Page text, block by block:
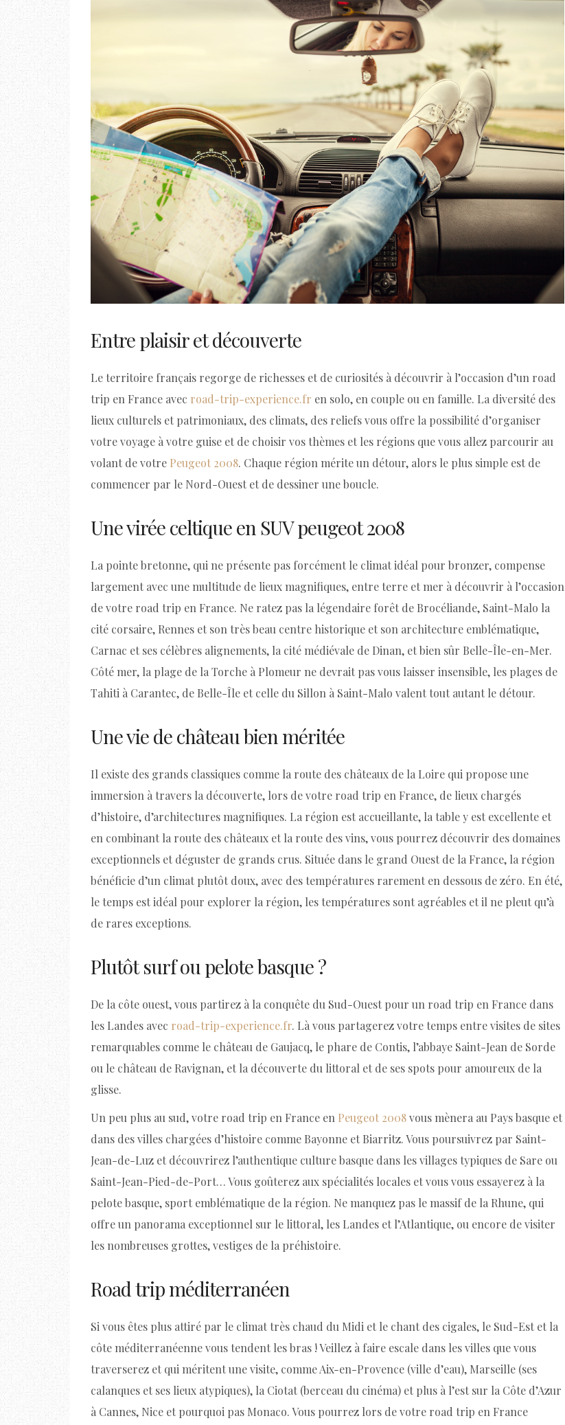
Entre plaisir et découverte
Le territoire français regorge de richesses et de curiosités à découvrir à l’occasion d’un road
trip en France avec road-trip-experience.fr en solo, en couple ou en famille. La diversité des
lieux culturels et patrimoniaux, des climats, des reliefs vous offre la possibilité d’organiser
votre voyage à votre guise et de choisir vos thèmes et les régions que vous allez parcourir au
volant de votre Peugeot 2008. Chaque région mérite un détour, alors le plus simple est de
commencer par le Nord-Ouest et de dessiner une boucle.
Une virée celtique en SUV peugeot 2008
La pointe bretonne, qui ne présente pas forcément le climat idéal pour bronzer, compense
largement avec une multitude de lieux magnifiques, entre terre et mer à découvrir à l’occasion
de votre road trip en France. Ne ratez pas la légendaire forêt de Brocéliande, Saint-Malo la
cité corsaire, Rennes et son très beau centre historique et son architecture emblématique,
Carnac et ses célèbres alignements, la cité médiévale de Dinan, et bien sûr Belle-Île-en-Mer.
Côté mer, la plage de la Torche à Plomeur ne devrait pas vous laisser insensible, les plages de
Tahiti à Carantec, de Belle-Île et celle du Sillon à Saint-Malo valent tout autant le détour.
Une vie de château bien méritée
Il existe des grands classiques comme la route des châteaux de la Loire qui propose une
immersion à travers la découverte, lors de votre road trip en France, de lieux chargés
d’histoire, d’architectures magnifiques. La région est accueillante, la table y est excellente et
en combinant la route des châteaux et la route des vins, vous pourrez découvrir des domaines
exceptionnels et déguster de grands crus. Située dans le grand Ouest de la France, la région
bénéficie d’un climat plutôt doux, avec des températures rarement en dessous de zéro. En été,
le temps est idéal pour explorer la région, les températures sont agréables et il ne pleut qu’à
de rares exceptions.
Plutôt surf ou pelote basque ?
De la côte ouest, vous partirez à la conquête du Sud-Ouest pour un road trip en France dans
les Landes avec road-trip-experience.fr. Là vous partagerez votre temps entre visites de sites
remarquables comme le château de Gaujacq, le phare de Contis, l’abbaye Saint-Jean de Sorde
ou le château de Ravignan, et la découverte du littoral et de ses spots pour amoureux de la
glisse.
Un peu plus au sud, votre road trip en France en Peugeot 2008vous mènera au Pays basque et
dans des villes chargées d’histoire comme Bayonne et Biarritz. Vous poursuivrez par Saint-
Jean-de-Luz et découvrirez l’authentique culture basque dans les villages typiques de Sare ou
Saint-Jean-Pied-de-Port… Vous goûterez aux spécialités locales et vous vous essayerez à la
pelote basque, sport emblématique de la région. Ne manquez pas le massif de la Rhune, qui
offre un panorama exceptionnel sur le littoral, les Landes et l’Atlantique, ou encore de visiter
les nombreuses grottes, vestiges de la préhistoire.
Road trip méditerranéen
Si vous êtes plus attiré par le climat très chaud du Midi et le chant des cigales, le Sud-Est et la
côte méditerranéenne vous tendent les bras ! Veillez à faire escale dans les villes que vous
traverserez et qui méritent une visite, comme Aix-en-Provence (ville d’eau), Marseille (ses
calanques et ses lieux atypiques), la Ciotat (berceau du cinéma) et plus à l’est sur la Côte d’Azur
à Cannes, Nice et pourquoi pas Monaco. Vous pourrez lors de votre road trip en France